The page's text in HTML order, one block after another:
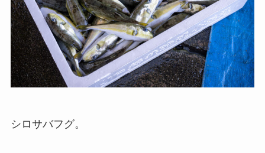
シロサバフグ。